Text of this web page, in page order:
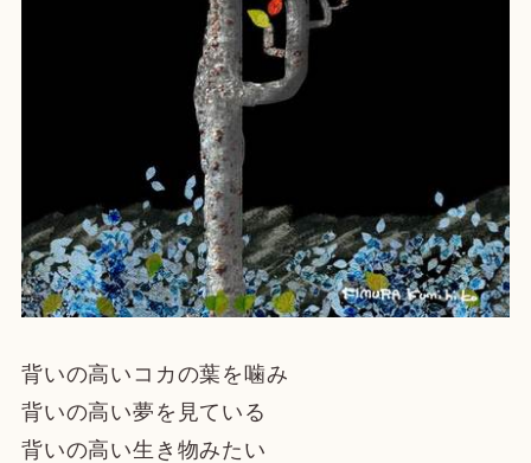
背いの高いコカの葉を噛み
背いの高い夢を見ている
背いの高い生き物みたい